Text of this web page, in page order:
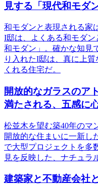
見する「現代和モダ
和モダンと表現される家
I邸は、よくある和モダ
和モダン」。確かな知見
り入れたI邸は、真に上
くれる住宅だ。
開放的なガラスのア
満たされる、五感に
松並木を望む築40年のマ
開放的な住まいに一新し
で大型プロジェクトを多
見を反映した、ナチュラ
建築家と不動産会社